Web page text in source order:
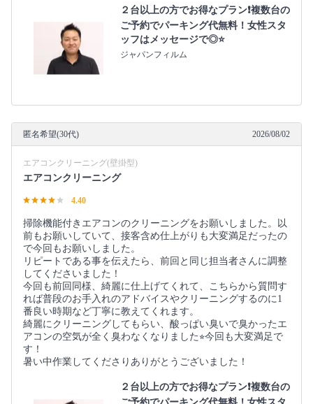
２台以上の方でお得なプラン❗️複数台の
ご予約でパーキング代無料！女性スタ
ッフはメッセージで◎⭐️
ジャパンフィルム
匿名希望(30代) 2026/08/02
エアコンクリーニング(壁掛型)
エアコンクリーニング
4.40
掃除機能付きエアコンのクリーニングをお願いしました。以
前もお願いしていて、接客含め仕上がりも大変満足だったの
で今回もお願いしました。
リピートである事を伝えたら、前回と同じ担当者さんに調整
してくださいました！
今回も前回同様、綺麗に仕上げてくれて、こちらから質問す
れば普段のお手入れのアドバイスやクリーニングするのに1
番良い時期など丁寧に教えてくれます。
綺麗にクリーニングしてもらい、酸っぱい臭いで臭かったエ
アコンの空気が全く臭わなくなりました⭐︎今回も大変満足で
す！
暑い中作業してくださりありがとうございました！
２台以上の方でお得なプラン❗️複数台の